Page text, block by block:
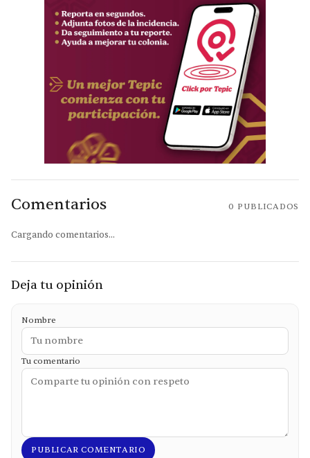
Comentarios 0 PUBLICADOS
Cargando comentarios...
Deja tu opinión
Nombre
Tu comentario
PUBLICAR COMENTARIO